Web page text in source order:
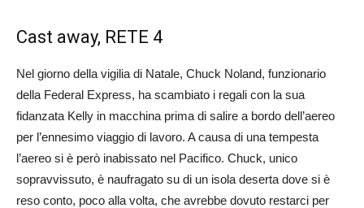
Cast away, RETE 4
Nel giorno della vigilia di Natale, Chuck Noland, funzionario
della Federal Express, ha scambiato i regali con la sua
fidanzata Kelly in macchina prima di salire a bordo dell’aereo
per l’ennesimo viaggio di lavoro. A causa di una tempesta
l’aereo si è però inabissato nel Pacifico. Chuck, unico
sopravvissuto, è naufragato su di un isola deserta dove si è
reso conto, poco alla volta, che avrebbe dovuto restarci per